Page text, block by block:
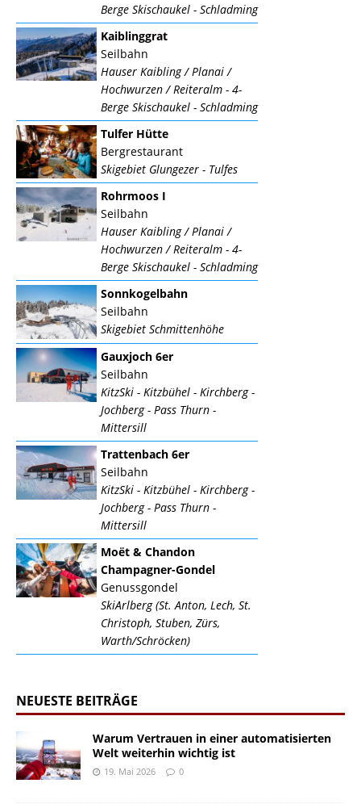
Berge Skischaukel - Schladming
Kaiblinggrat
Seilbahn
Hauser Kaibling / Planai /
Hochwurzen / Reiteralm - 4-
Berge Skischaukel - Schladming
Tulfer Hütte
Bergrestaurant
Skigebiet Glungezer - Tulfes
Rohrmoos I
Seilbahn
Hauser Kaibling / Planai /
Hochwurzen / Reiteralm - 4-
Berge Skischaukel - Schladming
Sonnkogelbahn
Seilbahn
Skigebiet Schmittenhöhe
Gauxjoch 6er
Seilbahn
KitzSki - Kitzbühel - Kirchberg -
Jochberg - Pass Thurn -
Mittersill
Trattenbach 6er
Seilbahn
KitzSki - Kitzbühel - Kirchberg -
Jochberg - Pass Thurn -
Mittersill
Moët & Chandon
Champagner-Gondel
Genussgondel
SkiArlberg (St. Anton, Lech, St.
Christoph, Stuben, Zürs,
Warth/Schröcken)
NEUESTE BEITRÄGE
Warum Vertrauen in einer automatisierten
Welt weiterhin wichtig ist
19. Mai 2026 0